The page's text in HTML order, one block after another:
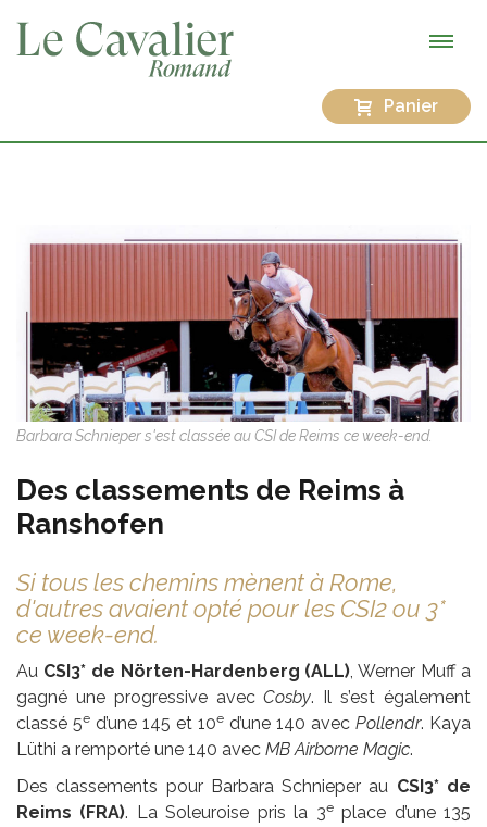
Panier
Barbara Schnieper s'est classée au CSI de Reims ce week-end.
Des classements de Reims à
Ranshofen
Si tous les chemins mènent à Rome,
d'autres avaient opté pour les CSI2 ou 3*
ce week-end.
Au CSI3* de Nörten-Hardenberg (ALL), Werner Muff a
gagné une progressive avecCosby. Il s’est également
classé 5e d’une 145 et 10e d’une 140 avec Pollendr. Kaya
Lüthi a remporté une 140 avec MB Airborne Magic.
Des classements pour Barbara Schnieper au CSI3* de
Reims (FRA). La Soleuroise pris la 3eplace d’une 135